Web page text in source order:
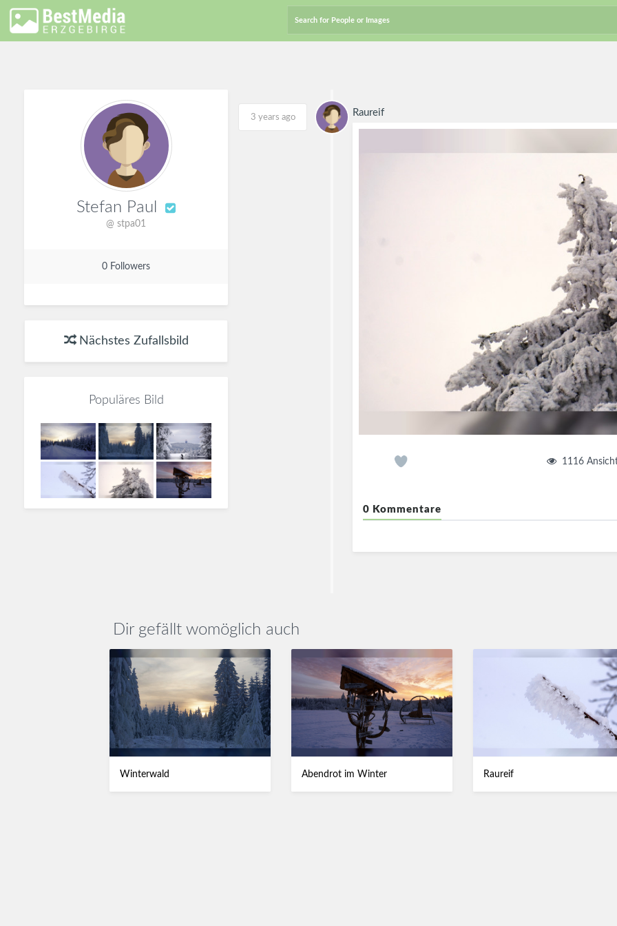
Stefan Paul
@ stpa01
0 Followers
Nächstes Zufallsbild
Populäres Bild
3 years ago Raureif
1116
0 Kommentare
Dir gefällt womöglich auch
Winterwald Abendrot im Winter Raureif